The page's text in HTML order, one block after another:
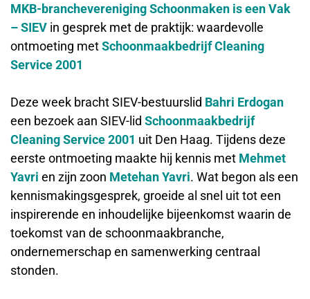
MKB-branchevereniging Schoonmaken is een Vak
– SIEV in gesprek met de praktijk: waardevolle
ontmoeting metSchoonmaakbedrijf Cleaning
Service 2001
Deze week bracht SIEV-bestuurslid Bahri Erdogan
een bezoek aan SIEV-lid Schoonmaakbedrijf
Cleaning Service 2001 uit Den Haag. Tijdens deze
eerste ontmoeting maakte hij kennis met Mehmet
Yavri en zijn zoon Metehan Yavri. Wat begon als een
kennismakingsgesprek, groeide al snel uit tot een
inspirerende en inhoudelijke bijeenkomst waarin de
toekomst van de schoonmaakbranche,
ondernemerschap en samenwerking centraal
stonden.